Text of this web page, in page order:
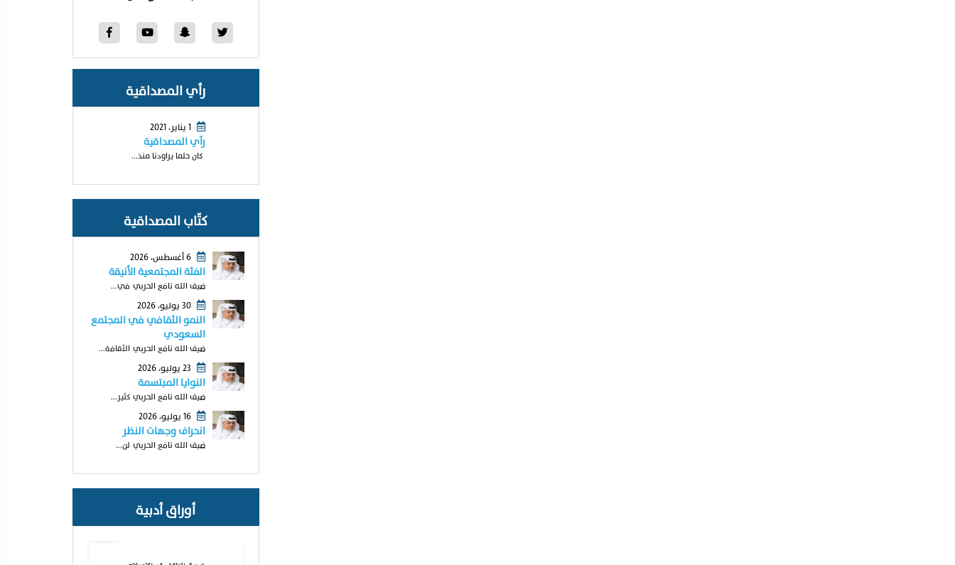
رأي المصداقية
رآي المصداقية
كان حلما يراودنا منذ...
كتّاب المصداقية
الفئة المجتمعية الأنيقة
ضيف الله نافع الحربي في...
النمو الثقافي في المجتمع
السعودي
ضيف الله نافع الحربي الثقافة...
النوايا المبتسمة
ضيف الله نافع الحربي كثير...
انحراف وجهات النظر
ضيف الله نافع الحربي لن...
أوراق أدبية